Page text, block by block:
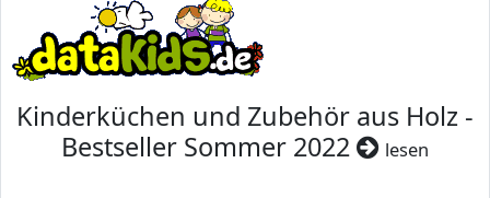
Kinderküchen und Zubehör aus Holz -
Bestseller Sommer 2022
lesen